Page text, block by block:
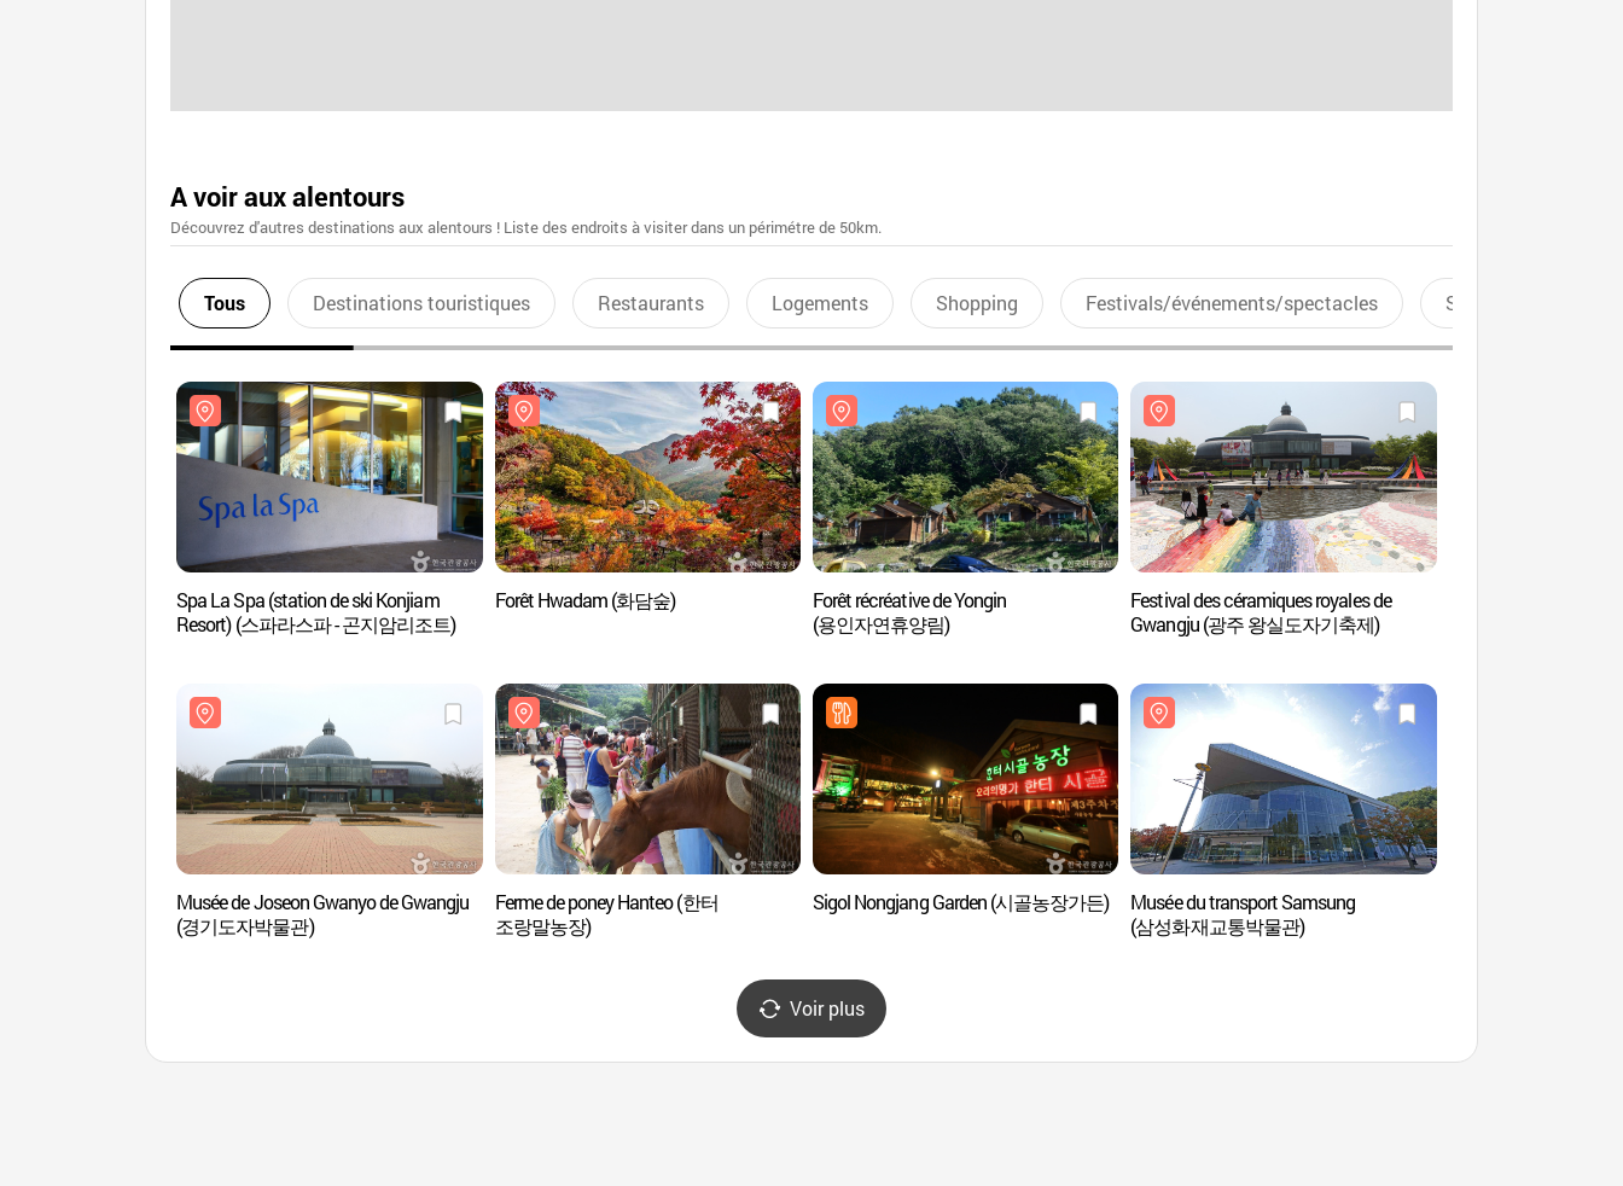
A voir aux alentours
Découvrez d'autres destinations aux alentours ! Liste des endroits à visiter dans un périmétre de 50km.
Tous Destinations touristiques Restaurants Logements Shopping Festivals/événements/spectacles Sports aquatiques
Spa La Spa (station de ski Konjiam
Resort) (스파라스파 - 곤지암리조트)
Forêt Hwadam (화담숲)
Forêt récréative de Yongin
(용인자연휴양림)
Festival des céramiques royales de
Gwangju (광주 왕실도자기축제)
Musée de Joseon Gwanyo de Gwangju
(경기도자박물관)
Ferme de poney Hanteo (한터
조랑말농장)
Sigol Nongjang Garden (시골농장가든)
Musée du transport Samsung
(삼성화재교통박물관)
Voir plus